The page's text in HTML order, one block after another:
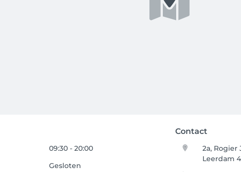
Contact
09:30 - 20:00
Gesloten
2a, Rogier
Leerdam